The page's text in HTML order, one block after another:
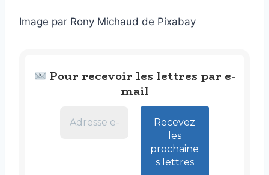
Image par Rony Michaud de Pixabay
Pour recevoir les lettres par e-
mail